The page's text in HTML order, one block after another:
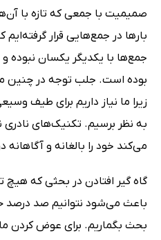
صمیمیت با جمعی که تازه با
بارها در جمع‌هایی قرار
جمع‌ها با یکدیگر یکسان نبوده
بوده است. جلب توجه در چنین
زیرا ما نیاز داریم برای طیف
به نظر برسیم. تکنیک‌های نادری
می‌کند خود را بالغانه و آگاهانه
گاه گیر افتادن در بحثی که هیچ
باعث می‌شود نتوانیم صد درصد
بحث بگماریم. برای عوض کردن